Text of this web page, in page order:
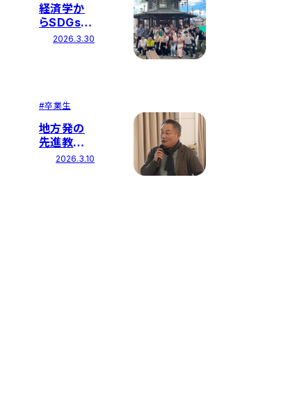
経済学か
らSDGsに
アプローチ
2026.3.30
#卒業生
地方発の
先進教育
の場で学
2026.3.10